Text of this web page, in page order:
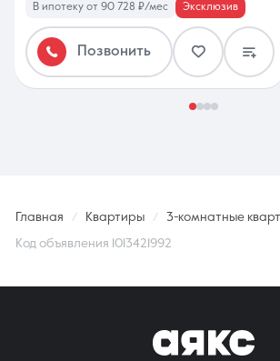
В ипотеку от 90 728 ₽/мес Эксклюзив
Позвонить
Главная Квартиры 3-комнатные
Код объявления 1013421992